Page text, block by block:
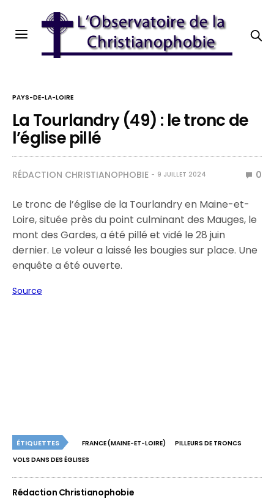
PAYS-DE-LA-LOIRE
La Tourlandry (49) : le tronc de
l’église pillé
RÉDACTION CHRISTIANOPHOBIE 9 JUILLET 2024 0
Le tronc de l’église de la Tourlandry en Maine-et-
Loire, située près du point culminant des Mauges, le
mont des Gardes, a été pillé et vidé le 28 juin
dernier. Le voleur a laissé les bougies sur place. Une
enquête a été ouverte.
Source
ÉTIQUETTES FRANCE (MAINE-ET-LOIRE)
PILLEURS DE TRONCS
VOLS DANS DES ÉGLISES
Rédaction Christianophobie